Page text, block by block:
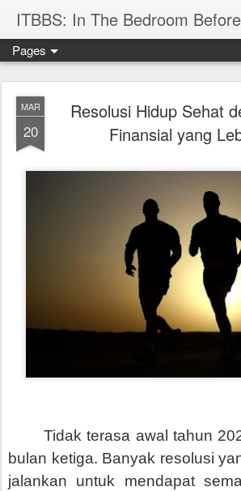
ITBBS: In The Bedroom
Pages
MAR
20
Resolusi Hidup Sehat
Finansial yang
Tidak terasa awal tahun
bulan ketiga. Banyak resolusi
jalankan untuk mendapat